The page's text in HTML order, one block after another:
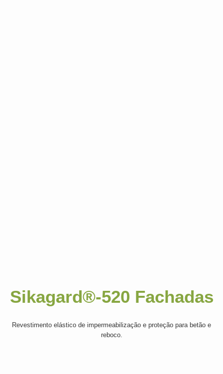
Sikagard®-520 Fachadas
Revestimento elástico de impermeabilização e proteção para betão e
reboco.